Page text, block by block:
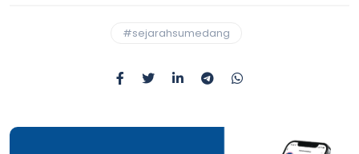
#sejarahsumedang